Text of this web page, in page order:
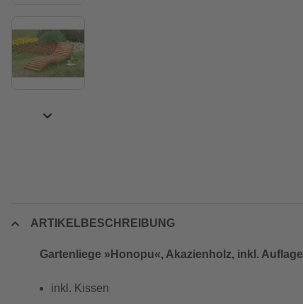
ARTIKELBESCHREIBUNG
Gartenliege »Honopu«, Akazienholz, inkl. Auflage
inkl. Kissen